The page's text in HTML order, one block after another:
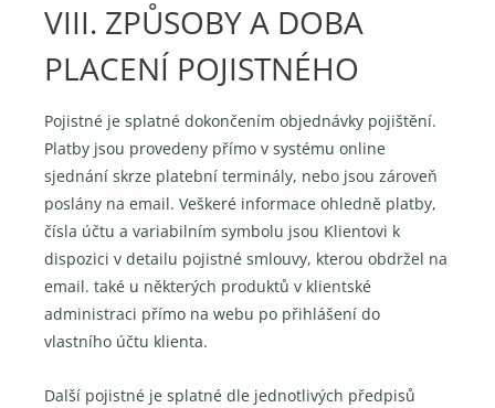
VIII. ZPŮSOBY A DOBA
PLACENÍ POJISTNÉHO
Pojistné je splatné dokončením objednávky pojištění.
Platby jsou provedeny přímo v systému online
sjednání skrze platební terminály, nebo jsou zároveň
poslány na email. Veškeré informace ohledně platby,
čísla účtu a variabilním symbolu jsou Klientovi k
dispozici v detailu pojistné smlouvy, kterou obdržel na
email. také u některých produktů v klientské
administraci přímo na webu po přihlášení do
vlastního účtu klienta.
Další pojistné je splatné dle jednotlivých předpisů